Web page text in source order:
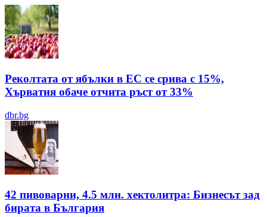
Реколтата от ябълки в ЕС се срива с 15%,
Хърватия обаче отчита ръст от 33%
dbr.bg
42 пивоварни, 4.5 млн. хектолитра: Бизнесът зад
бирата в България